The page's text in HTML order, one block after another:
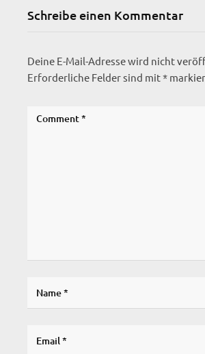
Schreibe einen Kommentar
Deine E-Mail-Adresse wird nicht
Erforderliche Felder sind mit*